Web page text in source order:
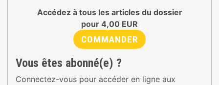
Accédez à tous les articles du dossier
pour 4,00 EUR
COMMANDER
Vous êtes abonné(e) ?
Connectez-vous pour accéder en ligne aux